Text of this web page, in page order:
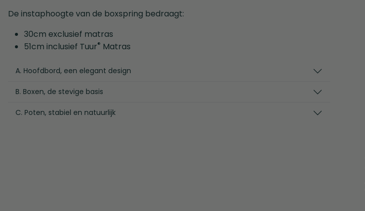
De instaphoogte van de boxspring bedraagt:
30cm exclusief matras
51cm inclusief Tuur® Matras
A. Hoofdbord, een elegant design
B. Boxen, de stevige basis
C. Poten, stabiel en natuurlijk